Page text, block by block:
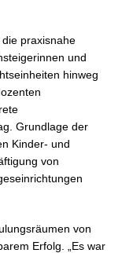
praxisnahe
und
hinweg
Grundlage der
Kinder- und
von
von
Erfolg. „Es war